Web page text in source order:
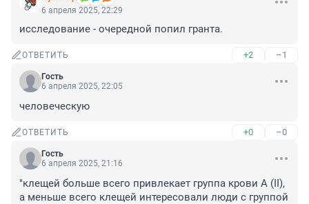
6 апреля 2025, 22:29
исследование - очередной попил гранта.
ОТВЕТИТЬ +2 –1
Гость
6 апреля 2025, 22:05
человеческую
ОТВЕТИТЬ +0 –0
Гость
6 апреля 2025, 21:16
"клещей больше всего привлекает группа крови А (II),
а меньше всего клещей интересовали люди с группой